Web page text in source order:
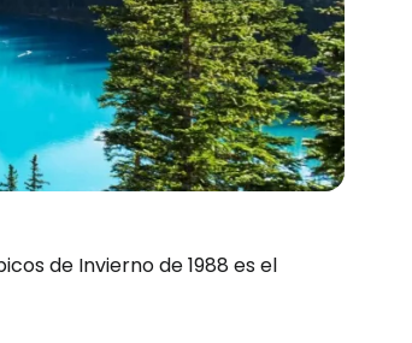
de Invierno de 1988 es el